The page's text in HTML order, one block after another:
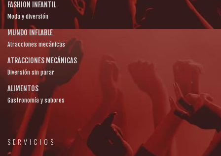
FASHION INFANTIL
Moda y diversión
MUNDO INFLABLE
Atracciones mecánicas
ATRACCIONES MECÁNICAS
Diversión sin parar
ALIMENTOS
Gastronomía y sabores
SERVICIOS